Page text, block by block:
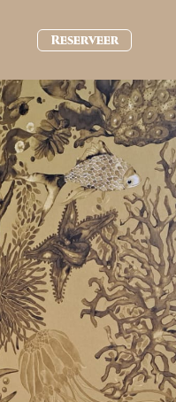
Reserveer